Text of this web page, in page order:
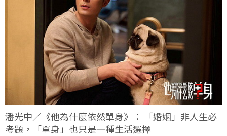
潘光中／《他為什麼依然單身》： 「婚姻」非人生必
考題，「單身」也只是一種生活選擇